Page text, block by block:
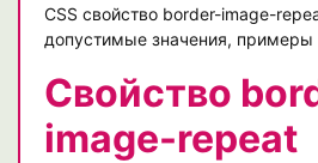
CSS свойство border-image-
допустимые значения, примеры
Свойство
image-repeat